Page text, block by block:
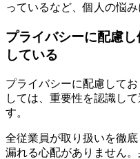
っているなど、個人の悩
プライバシーに配慮
している
プライバシーに配慮して
しては、重要性を認識し
す。
全従業員が取り扱いを徹
漏れる心配がありません